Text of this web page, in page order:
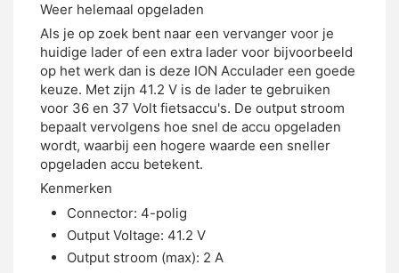
Weer helemaal opgeladen
Als je op zoek bent naar een vervanger voor je
huidige lader of een extra lader voor bijvoorbeeld
op het werk dan is deze ION Acculader een goede
keuze. Met zijn 41.2 V is de lader te gebruiken
voor 36 en 37 Volt fietsaccu's. De output stroom
bepaalt vervolgens hoe snel de accu opgeladen
wordt, waarbij een hogere waarde een sneller
opgeladen accu betekent.
Kenmerken
Connector: 4-polig
Output Voltage: 41.2 V
Output stroom (max): 2 A